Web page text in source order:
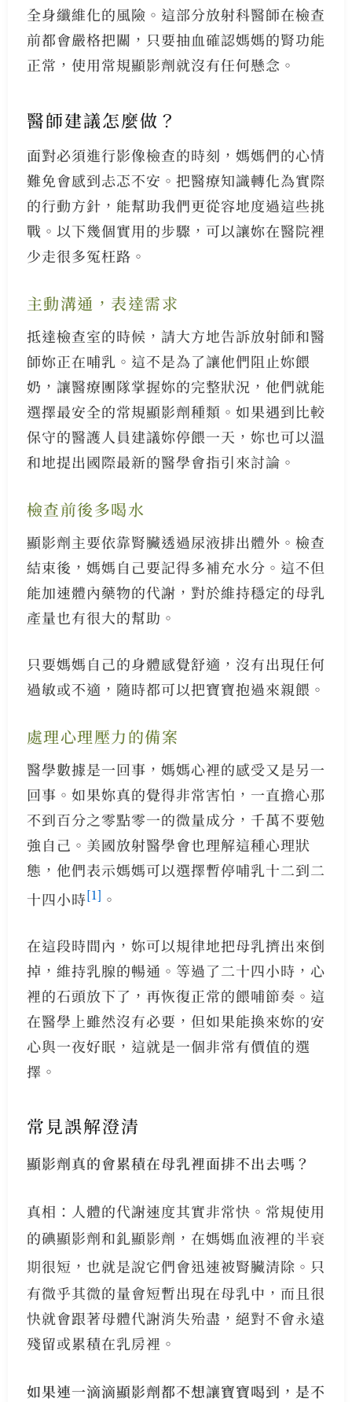
全身纖維化的風險。這部分放射科醫師在檢查
前都會嚴格把關，只要抽血確認媽媽的腎功能
正常，使用常規顯影劑就沒有任何懸念。
醫師建議怎麼做？
面對必須進行影像檢查的時刻，媽媽們的心情
難免會感到忐忑不安。把醫療知識轉化為實際
的行動方針，能幫助我們更從容地度過這些挑
戰。以下幾個實用的步驟，可以讓妳在醫院裡
少走很多冤枉路。
主動溝通，表達需求
抵達檢查室的時候，請大方地告訴放射師和醫
師妳正在哺乳。這不是為了讓他們阻止妳餵
奶，讓醫療團隊掌握妳的完整狀況，他們就能
選擇最安全的常規顯影劑種類。如果遇到比較
保守的醫護人員建議妳停餵一天，妳也可以溫
和地提出國際最新的醫學會指引來討論。
檢查前後多喝水
顯影劑主要依靠腎臟透過尿液排出體外。檢查
結束後，媽媽自己要記得多補充水分。這不但
能加速體內藥物的代謝，對於維持穩定的母乳
產量也有很大的幫助。
只要媽媽自己的身體感覺舒適，沒有出現任何
過敏或不適，隨時都可以把寶寶抱過來親餵。
處理心理壓力的備案
醫學數據是一回事，媽媽心裡的感受又是另一
回事。如果妳真的覺得非常害怕，一直擔心那
不到百分之零點零一的微量成分，千萬不要勉
強自己。美國放射醫學會也理解這種心理狀
態，他們表示媽媽可以選擇暫停哺乳十二到二
十四小時[1] 。
在這段時間內，妳可以規律地把母乳擠出來倒
掉，維持乳腺的暢通。等過了二十四小時，心
裡的石頭放下了，再恢復正常的餵哺節奏。這
在醫學上雖然沒有必要，但如果能換來妳的安
心與一夜好眠，這就是一個非常有價值的選
擇。
常見誤解澄清
顯影劑真的會累積在母乳裡面排不出去嗎？
真相：人體的代謝速度其實非常快。常規使用
的碘顯影劑和釓顯影劑，在媽媽血液裡的半衰
期很短，也就是說它們會迅速被腎臟清除。只
有微乎其微的量會短暫出現在母乳中，而且很
快就會跟著母體代謝消失殆盡，絕對不會永遠
殘留或累積在乳房裡。
如果連一滴滴顯影劑都不想讓寶寶喝到，是不